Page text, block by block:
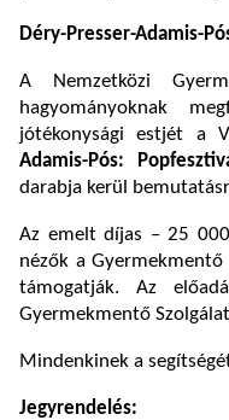
Déry-Presser-Adamis-
A Nemzetközi
hagyományoknak
jótékonysági estjét a
Adamis-Pós:
darabja kerül
Az emelt díjas – 25
nézők a
támogatják. Az
Gyermekmentő
Mindenkinek a
Jegyrendelés: